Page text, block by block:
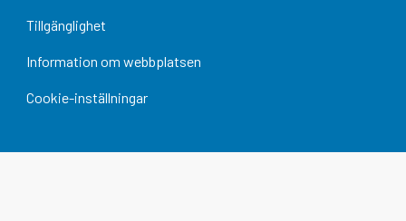
Tillgänglighet
Information om webbplatsen
Cookie-inställningar